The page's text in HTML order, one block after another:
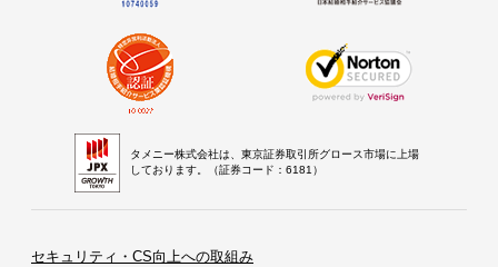
タメニー株式会社は、東京証券取引所グロース市場に上場
しております。（証券コード：6181）
セキュリティ・CS向上への取組み